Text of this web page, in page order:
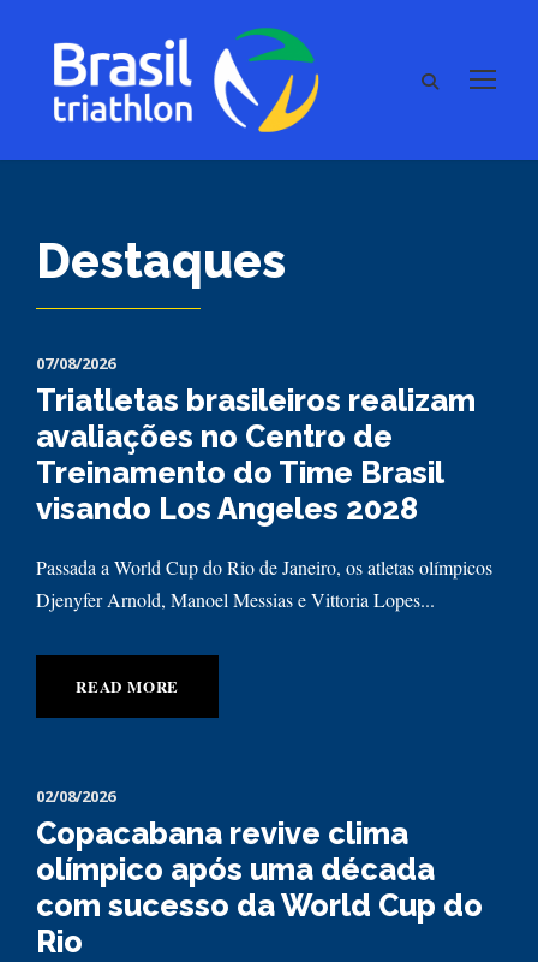
Destaques
07/08/2026
Triatletas brasileiros realizam
avaliações no Centro de
Treinamento do Time Brasil
visando Los Angeles 2028
Passada a World Cup do Rio de Janeiro, os atletas olímpicos
Djenyfer Arnold, Manoel Messias e Vittoria Lopes...
READ MORE
02/08/2026
Copacabana revive clima
olímpico após uma década
com sucesso da World Cup do
Rio